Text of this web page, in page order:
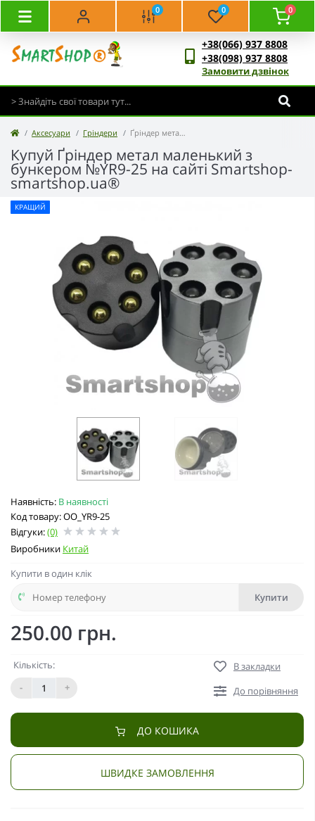
0 0 0
+38(066) 937 8808
+38(098) 937 8808
Замовити дзвінок
Аксесуари Гріндери Ґріндер метал маленький з бункером №YR9-25
Купуй Ґріндер метал маленький з
бункером №YR9-25 на сайті Smartshop-
smartshop.ua®
Наявність: В наявності
Код товару: OO_YR9-25
Відгуки:(0)
Виробники Китай
КРАЩИЙ
Купити в один клік
Купити
250.00 грн.
Кількість:
-
+
В закладки
До порівняння
ДО КОШИКА
ШВИДКЕ ЗАМОВЛЕННЯ